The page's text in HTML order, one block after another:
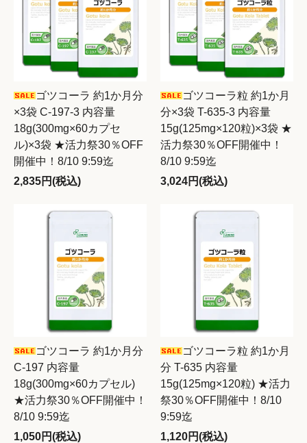
ゴツコーラ 約1か月分
×3袋 C-197-3 内容量
18g(300mg×60カプセ
ル)×3袋 ★活力祭30％OFF
開催中！8/10 9:59迄
2,835円(税込)
ゴツコーラ粒 約1か月
分×3袋 T-635-3 内容量
15g(125mg×120粒)×3袋 ★
活力祭30％OFF開催中！
8/10 9:59迄
3,024円(税込)
ゴツコーラ 約1か月分
C-197 内容量
18g(300mg×60カプセル)
★活力祭30％OFF開催中！
8/10 9:59迄
1,050円(税込)
ゴツコーラ粒 約1か月
分 T-635 内容量
15g(125mg×120粒) ★活力
祭30％OFF開催中！8/10
9:59迄
1,120円(税込)